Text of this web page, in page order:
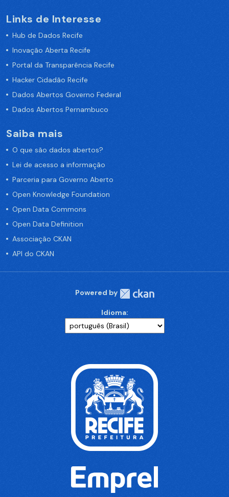
Links de Interesse
Hub de Dados Recife
Inovação Aberta Recife
Portal da Transparência Recife
Hacker Cidadão Recife
Dados Abertos Governo Federal
Dados Abertos Pernambuco
Saiba mais
O que são dados abertos?
Lei de acesso a informação
Parceria para Governo Aberto
Open Knowledge Foundation
Open Data Commons
Open Data Definition
Associação CKAN
API do CKAN
Powered by
Idioma